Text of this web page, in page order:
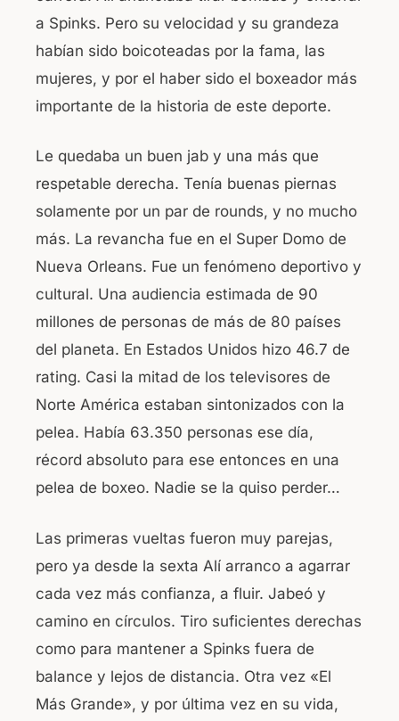
a Spinks. Pero su velocidad y su grandeza
habían sido boicoteadas por la fama, las
mujeres, y por el haber sido el boxeador más
importante de la historia de este deporte.
Le quedaba un buen jab y una más que
respetable derecha. Tenía buenas piernas
solamente por un par de rounds, y no mucho
más. La revancha fue en el Super Domo de
Nueva Orleans. Fue un fenómeno deportivo y
cultural. Una audiencia estimada de 90
millones de personas de más de 80 países
del planeta. En Estados Unidos hizo 46.7 de
rating. Casi la mitad de los televisores de
Norte América estaban sintonizados con la
pelea. Había 63.350 personas ese día,
récord absoluto para ese entonces en una
pelea de boxeo. Nadie se la quiso perder…
Las primeras vueltas fueron muy parejas,
pero ya desde la sexta Alí arranco a agarrar
cada vez más confianza, a fluir. Jabeó y
camino en círculos. Tiro suficientes derechas
como para mantener a Spinks fuera de
balance y lejos de distancia. Otra vez «El
Más Grande», y por última vez en su vida,